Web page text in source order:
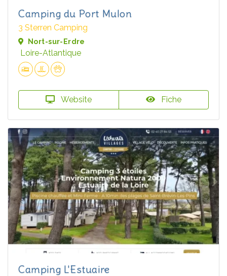
Camping du Port Mulon
3 Sterren Camping
Nort-sur-Erdre
Loire-Atlantique
Website Fiche
Camping L'Estuaire